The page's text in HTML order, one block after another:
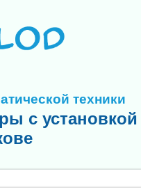
техники
с установкой